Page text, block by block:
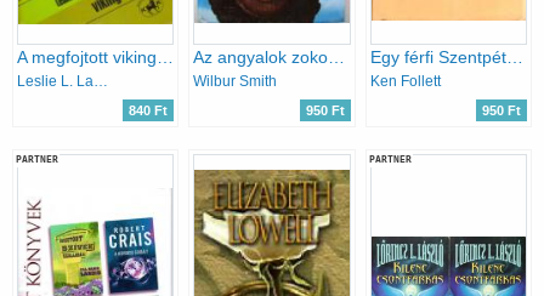
A megfojtott viking mocsara
Leslie L. Lawrence
840 Ft
Az angyalok zokognak
Wilbur Smith
950 Ft
Egy férfi Szentpétervárról
Ken Follett
950 Ft
PARTNER PARTNER